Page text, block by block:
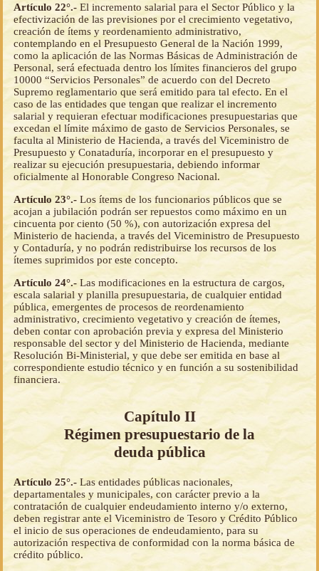
Artículo 22°.- El incremento salarial para el Sector Público y la
efectivización de las previsiones por el crecimiento vegetativo,
creación de ítems y reordenamiento administrativo,
contemplando en el Presupuesto General de la Nación 1999,
como la aplicación de las Normas Básicas de Administración de
Personal, será efectuada dentro los límites financieros del grupo
10000 “Servicios Personales” de acuerdo con del Decreto
Supremo reglamentario que será emitido para tal efecto. En el
caso de las entidades que tengan que realizar el incremento
salarial y requieran efectuar modificaciones presupuestarias que
excedan el límite máximo de gasto de Servicios Personales, se
faculta al Ministerio de Hacienda, a través del Viceministro de
Presupuesto y Conataduría, incorporar en el presupuesto y
realizar su ejecución presupuestaria, debiendo informar
oficialmente al Honorable Congreso Nacional.
Artículo 23°.- Los ítems de los funcionarios públicos que se
acojan a jubilación podrán ser repuestos como máximo en un
cincuenta por ciento (50 %), con autorización expresa del
Ministerio de hacienda, a través del Viceministro de Presupuesto
y Contaduría, y no podrán redistribuirse los recursos de los
ítemes suprimidos por este concepto.
Artículo 24°.- Las modificaciones en la estructura de cargos,
escala salarial y planilla presupuestaria, de cualquier entidad
pública, emergentes de procesos de reordenamiento
administrativo, crecimiento vegetativo y creación de ítemes,
deben contar con aprobación previa y expresa del Ministerio
responsable del sector y del Ministerio de Hacienda, mediante
Resolución Bi-Ministerial, y que debe ser emitida en base al
correspondiente estudio técnico y en función a su sostenibilidad
financiera.
Capítulo II
Régimen presupuestario de la
deuda pública
Artículo 25°.- Las entidades públicas nacionales,
departamentales y municipales, con carácter previo a la
contratación de cualquier endeudamiento interno y/o externo,
deben registrar ante el Viceministro de Tesoro y Crédito Público
el inicio de sus operaciones de endeudamiento, para su
autorización respectiva de conformidad con la norma básica de
crédito público.